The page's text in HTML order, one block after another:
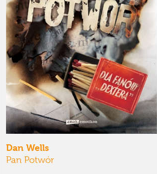
Dan Wells
Pan Potwór